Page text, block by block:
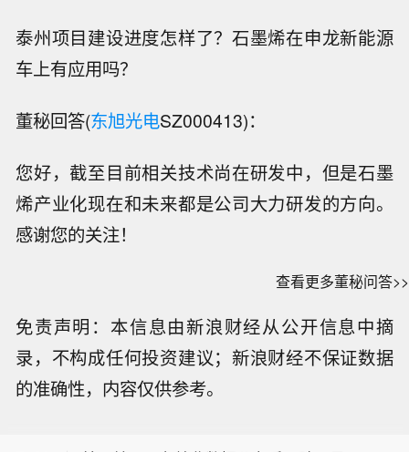
泰州项目建设进度怎样了？石墨烯在申龙新能源
车上有应用吗？
董秘回答(东旭光电SZ000413)：
您好，截至目前相关技术尚在研发中，但是石墨
烯产业化现在和未来都是公司大力研发的方向。
感谢您的关注！
查看更多董秘问答>>
免责声明：本信息由新浪财经从公开信息中摘
录，不构成任何投资建议；新浪财经不保证数据
的准确性，内容仅供参考。
纳斯达克100指数期货上涨0.8%。